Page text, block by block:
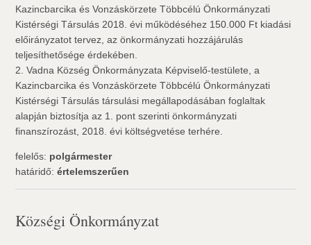
Kazincbarcika és Vonzáskörzete Többcélú Önkormányzati
Kistérségi Társulás 2018. évi működéséhez 150.000 Ft kiadási
előirányzatot tervez, az önkormányzati hozzájárulás
teljesíthetősége érdekében.
2. Vadna Község Önkormányzata Képviselő-testülete, a
Kazincbarcika és Vonzáskörzete Többcélú Önkormányzati
Kistérségi Társulás társulási megállapodásában foglaltak
alapján biztosítja az 1. pont szerinti önkormányzati
finanszírozást, 2018. évi költségvetése terhére.
felelős: polgármester
határidő:értelemszerűen
Községi Önkormányzat